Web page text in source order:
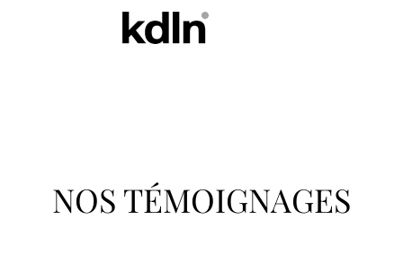
NOS TÉMOIGNAGES